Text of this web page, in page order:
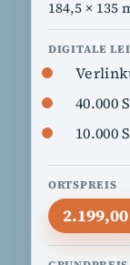
184,5 × 135
40.000
10.000